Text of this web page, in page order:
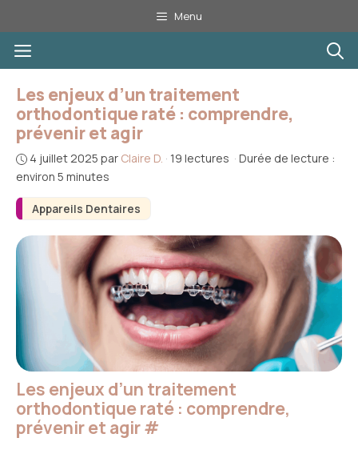
au
contenu
Menu
Menu
Appareils Dentaires
Les enjeux d’un traitement
orthodontique raté : comprendre,
prévenir et agir
4 juillet 2025 par Claire D. · 19 lectures · Durée de lecture :
environ 5 minutes
Les enjeux d’un traitement
orthodontique raté : comprendre,
prévenir et agir#